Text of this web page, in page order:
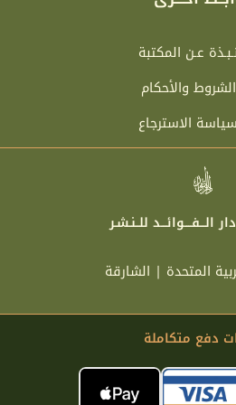
k
عـن المكتبة
الشروط والأحكام
سياسة الاسترجاع
دار الـــفــــوائـــد للــنـشـر
المتحدة | الشارقة
دفع متكاملة